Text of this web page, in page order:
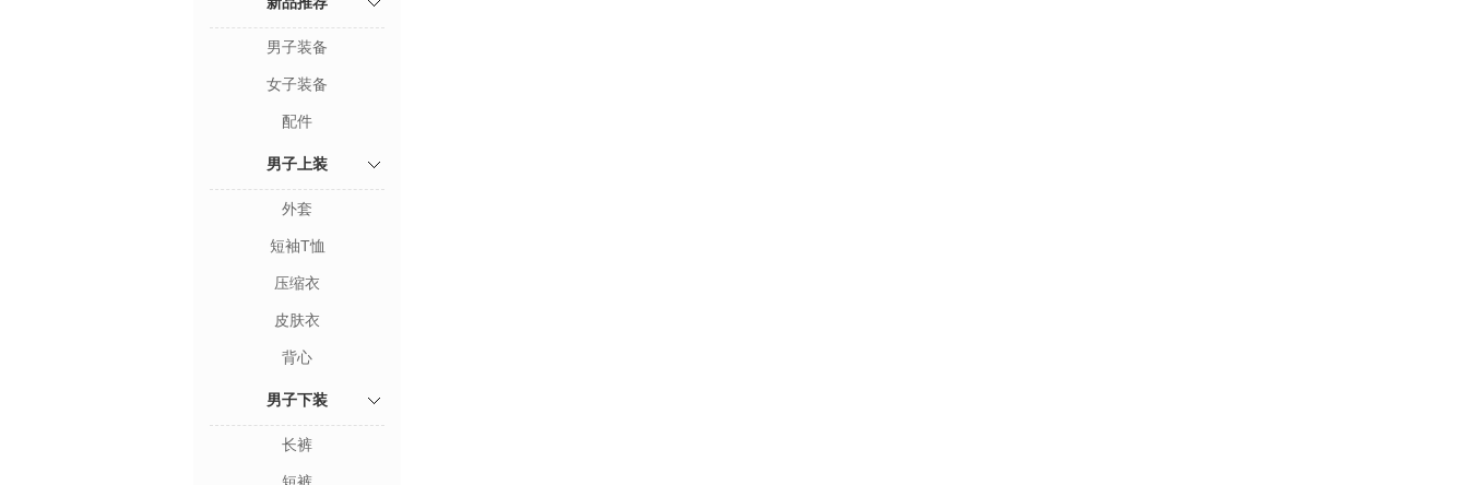
男子装备
女子装备
配件
男子上装
外套
短袖T恤
压缩衣
皮肤衣
背心
男子下装
长裤